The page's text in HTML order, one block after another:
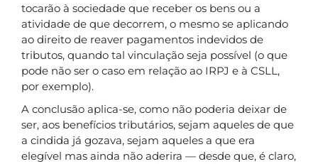
tocarão à sociedade que receber os bens ou a
atividade de que decorrem, o mesmo se aplicando
ao direito de reaver pagamentos indevidos de
tributos, quando tal vinculação seja possível (o que
pode não ser o caso em relação ao IRPJ e à CSLL,
por exemplo).
A conclusão aplica-se, como não poderia deixar de
ser, aos benefícios tributários, sejam aqueles de que
a cindida já gozava, sejam aqueles a que era
elegível mas ainda não aderira — desde que, é claro,